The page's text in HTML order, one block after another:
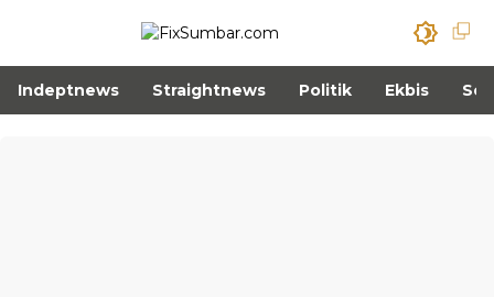
Indeptnews Straightnews Politik Ekbis